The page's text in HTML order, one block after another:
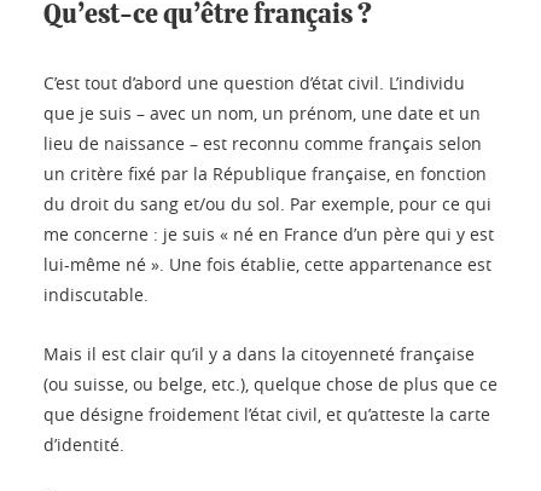
Qu’est-ce qu’être français ?
C’est tout d’abord une question d’état civil. L’individu
que je suis – avec un nom, un prénom, une date et un
lieu de naissance – est reconnu comme français selon
un critère fixé par la République française, en fonction
du droit du sang et/ou du sol. Par exemple, pour ce qui
me concerne : je suis « né en France d’un père qui y est
lui-même né ». Une fois établie, cette appartenance est
indiscutable.
Mais il est clair qu’il y a dans la citoyenneté française
(ou suisse, ou belge, etc.), quelque chose de plus que ce
que désigne froidement l’état civil, et qu’atteste la carte
d’identité.